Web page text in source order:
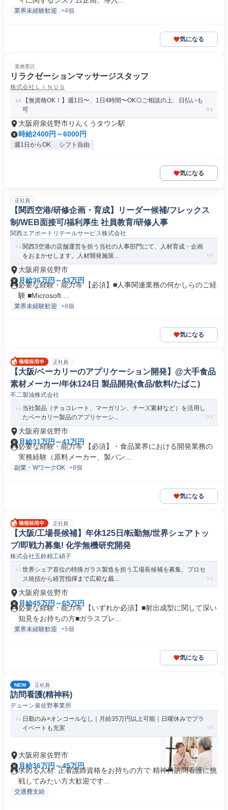
業界未経験歓迎 +4個
気になる
業務委託
リラクゼーションマッサージスタッフ
株式会社ＬＩＮＵＳ
【無資格OK！】週1日〜、1日4時間〜OK◎ご相談の上、日払いも
可
大阪府泉佐野市りんくうタウン駅
時給2400円～6000円
週1日からOK シフト自由
気になる
正社員
【関西空港/研修企画・育成】リーダー候補/フレックス
制/WEB面接可/福利厚生 社員教育/研修人事
関西エアポートリテールサービス株式会社
関西3空港の店舗運営を担う当社の人事部門にて、人材育成・企画
をおまかせします。人材開発施策...
大阪府泉佐野市
月給36万円～43万円
必要な経験・能力等 【必須】■人事関連業務の何かしらのご経
験 ■Microsoft ...
業界未経験歓迎 +8個
気になる
正社員
【大阪/ベーカリーのアプリケーション開発】@大手食品
素材メーカー/年休124日 製品開発(食品/飲料/たばこ)
不二製油株式会社
当社製品（チョコレート、マーガリン、チーズ素材など）を活用し
たベーカリー製品のアプリケーシ...
大阪府泉佐野市
月給31万円～41万円
必要な経験・能力等 【必須】・食品業界における開発業務の
実務経験（原料メーカー、製パン...
副業・WワークOK +8個
気になる
正社員
【大阪/工場長候補】年休125日/転勤無/世界シェアトッ
プ/即戦力募集! 化学無機研究開発
株式会社五鈴精工硝子
世界シェア首位の特殊ガラス製造を担う工場長候補を募集。プロセ
ス統括から経営指揮まで広範な裁...
大阪府泉佐野市
月給45万円～65万円
必要な経験・能力等 【いずれか必須】■射出成型に関して深い
知見をお持ちの方■ガラスプレ...
業界未経験歓迎 +5個
気になる
NEW 正社員
訪問看護(精神科)
デューン泉佐野事業所
日勤のみ×オンコールなし｜月給35万円以上可能｜日曜休みでプラ
イベートも充実
大阪府泉佐野市
月給36万円～45万円
求める人材: 正看護師資格をお持ちの方で 精神科訪問看護に挑
戦してみたい方大歓迎です...
交通費支給